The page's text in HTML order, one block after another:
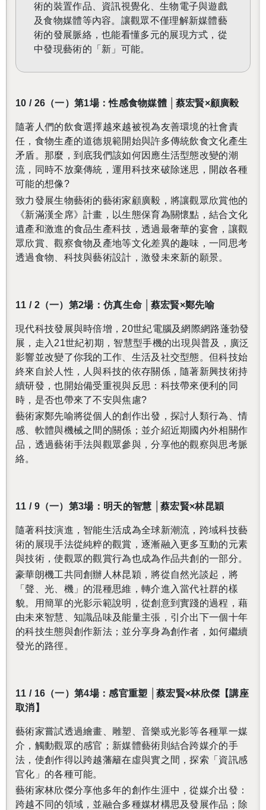
術的裝置作品、資訊視覺化、生物電子與遊戲
及食物媒體等內容。讓觀眾不僅理解新媒體藝
術的發展脈絡，也能看懂多元的展現方式，從
中發現藝術的「新」可能。
10 / 26 （一）第1場：性感食物媒體 │蔡宏賢×顧廣毅
隨著人們的飲食選擇越來越被視為友善環境的社會責
任，食物生產的道德規範開始與許多傳統飲食文化產生
矛盾。那麼，到底我們該如何因應生活型態改變的潮
流，同時不放棄傳統，運用科技來破除迷思，開啟各種
可能的想像?
致力發展生物藝術的藝術家顧廣毅，將讓觀眾欣賞他的
《新滿漢全席》計畫，以生態保育為關懷點，結合文化
遺產和激進的食品生產科技，透過最奢華的宴會，讓觀
眾欣賞、觀察食物及產地等文化差異的趣味，一同思考
透過食物、科技與藝術設計，激發未來新的願景。
11 / 2（一）第2場：仿真生命 │蔡宏賢×鄭先喻
現代科技發展與時倍增， 20世紀電腦及網際網路蓬勃發
展，走入 21世紀初期，智慧型手機的出現與普及，廣泛
影響並改變了你我的工作、生活及社交型態。但科技始
終來自於人性，人與科技的依存關係，隨著新興技術持
續研發，也開始備受重視與反思：科技帶來便利的同
時，是否也帶來了不安與焦慮?
藝術家鄭先喻將從個人的創作出發，探討人類行為、情
感、軟體與機械之間的關係；並介紹近期國內外相關作
品，透過藝術手法與觀眾參與，分享他的觀察與思考脈
絡。
11 / 9（一）第3場： 明天的智慧 │蔡宏賢×林昆穎
隨著科技演進，智能生活成為全球新潮流，跨域科技藝
術的展現手法從純粹的觀賞，逐漸融入更多互動的元素
與技術，使觀眾的觀賞行為也成為作品共創的一部分。
豪華朗機工共同創辦人林昆穎，將從自然光談起，將
「聲、光、機」的混種思維，轉介進入當代社群的樣
貌。用簡單的光影示範說明，從創意到實踐的過程，藉
由未來智慧、知識品味及能量主張，引介出下一個十年
的科技生態與創作新法；並分享身為創作者，如何繼續
發光的路徑。
11 / 16 （一）第4場：感官重塑 │蔡宏賢×林欣傑【講座
取消】
藝術家嘗試透過繪畫、雕塑、音樂或光影等各種單一媒
介，觸動觀眾的感官；新媒體藝術則結合跨媒介的手
法，使創作得以跨越藩籬在虛與實之間，探索「資訊感
官化」的各種可能。
藝術家林欣傑分享他多年的創作生涯中，從媒介出發：
跨越不同的領域，並融合多種媒材構思及發展作品；除